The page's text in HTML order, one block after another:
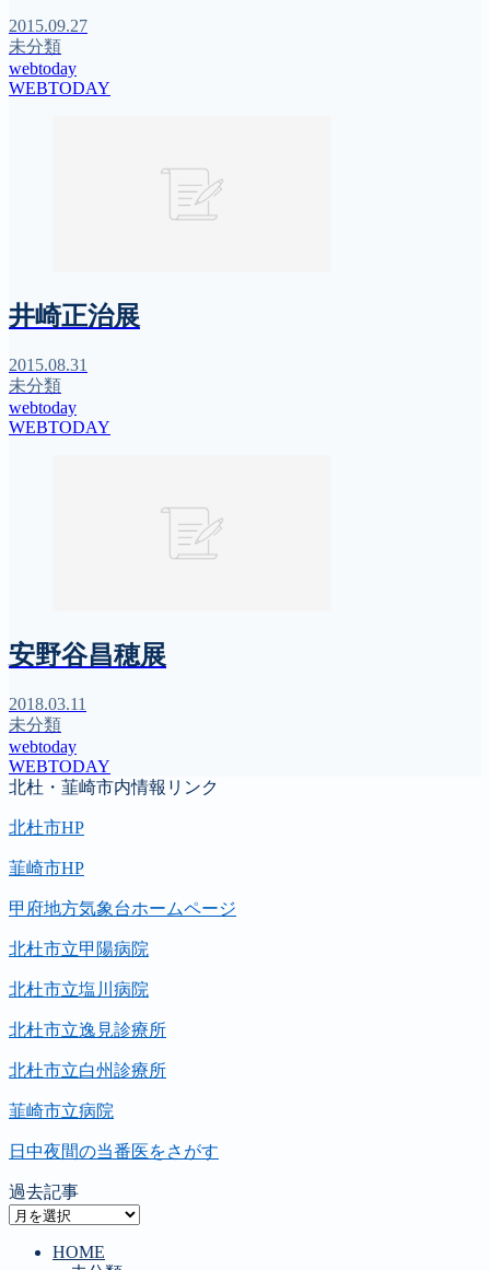
2015.09.27
未分類
webtoday
WEBTODAY
井崎正治展
2015.08.31
未分類
webtoday
WEBTODAY
安野谷昌穂展
2018.03.11
未分類
webtoday
WEBTODAY
北杜・韮崎市内情報リンク
北杜市HP
韮崎市HP
甲府地方気象台ホームページ
北杜市立甲陽病院
北杜市立塩川病院
北杜市立逸見診療所
北杜市立白州診療所
韮崎市立病院
日中夜間の当番医をさがす
過去記事
過
HOME